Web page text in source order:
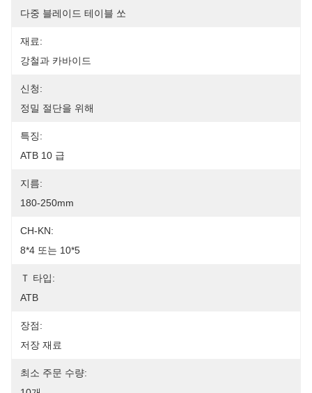
다중 블레이드 테이블 쏘
재료:
강철과 카바이드
신청:
정밀 절단을 위해
특징:
ATB 10 급
지름:
180-250mm
CH-KN:
8*4 또는 10*5
Ｔ 타입:
ATB
장점:
저장 재료
최소 주문 수량: